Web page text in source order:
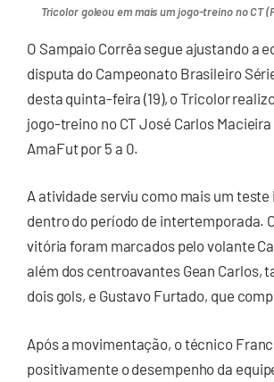
Tricolor goleou em mais um jogo-treino no CT
O Sampaio Corrêa segue ajustando a
disputa do Campeonato Brasileiro
desta quinta-feira (19), o Tricolor
jogo-treino no CT José Carlos
AmaFut por 5 a 0.
A atividade serviu como mais um
dentro do período de intertemporada.
vitória foram marcados pelo volante
além dos centroavantes Gean Carlos,
dois gols, e Gustavo Furtado, que
Após a movimentação, o técnico
positivamente o desempenho da